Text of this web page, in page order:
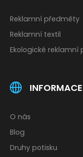
Reklamní předměty
Reklamní textil
Ekologické
O nás
Blog
Druhy potisku